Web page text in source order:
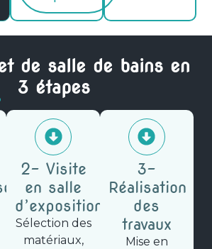
de salle de bains en
3 étapes
2- Visite
en salle
d’exposition
Sélection des
matériaux,
3-
Réalisation
des
travaux
Mise en